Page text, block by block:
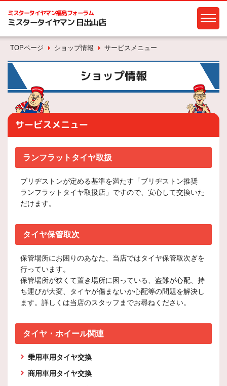
ミスタータイヤマン福島フォーラム
ミスタータイヤマン 日出山店
TOPページ ショップ情報 サービスメニュー
ショップ情報
サービスメニュー
ランフラットタイヤ取扱
ブリヂストンが定める基準を満たす「ブリヂストン推奨
ランフラットタイヤ取扱店」ですので、安心して交換いた
だけます。
タイヤ保管取次
保管場所にお困りのあなた、当店ではタイヤ保管取次ぎを
行っています。
保管場所が狭くて置き場所に困っている、盗難が心配、持
ち運びが大変、タイヤが傷まないか心配等の問題を解決し
ます。詳しくは当店のスタッフまでお尋ねください。
タイヤ・ホイール関連
乗用車用タイヤ交換
商用車用タイヤ交換